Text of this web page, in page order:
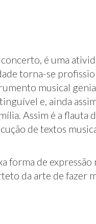
é uma
torna-se
musical
e, ainda
Assim é a flauta
de textos
forma de
da arte de fazer